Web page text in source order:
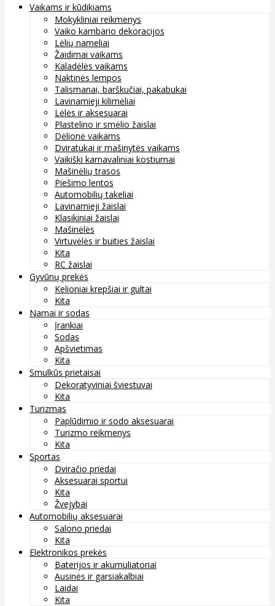
Vaikams ir kūdikiams
Mokykliniai reikmenys
Vaiko kambario dekoracijos
Lėlių nameliai
Žaidimai vaikams
Kaladėlės vaikams
Naktinės lempos
Talismanai, barškučiai, pakabukai
Lavinamieji kilimėliai
Lėlės ir aksesuarai
Plastelino ir smėlio žaislai
Dėlionė vaikams
Dviratukai ir mašinytės vaikams
Vaikiški karnavaliniai kostiumai
Mašinėlių trasos
Piešimo lentos
Automobilių takeliai
Lavinamieji žaislai
Klasikiniai žaislai
Mašinėlės
Virtuvėlės ir buities žaislai
Kita
RC žaislai
Gyvūnų prekės
Kelioniai krepšiai ir gultai
Kita
Namai ir sodas
Įrankiai
Sodas
Apšvietimas
Kita
Smulkūs prietaisai
Dekoratyviniai šviestuvai
Kita
Turizmas
Paplūdimio ir sodo aksesuarai
Turizmo reikmenys
Kita
Sportas
Dviračio priedai
Aksesuarai sportui
Kita
Žvejybai
Automobilių aksesuarai
Salono priedai
Kita
Elektronikos prekės
Baterijos ir akumuliatoriai
Ausinės ir garsiakalbiai
Laidai
Kita